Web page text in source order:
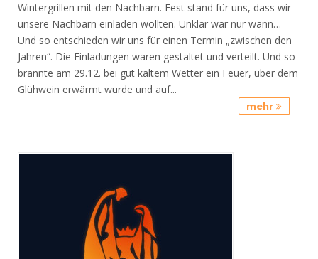
Wintergrillen mit den Nachbarn. Fest stand für uns, dass wir
unsere Nachbarn einladen wollten. Unklar war nur wann…
Und so entschieden wir uns für einen Termin „zwischen den
Jahren“. Die Einladungen waren gestaltet und verteilt. Und so
brannte am 29.12. bei gut kaltem Wetter ein Feuer, über dem
Glühwein erwärmt wurde und auf...
mehr